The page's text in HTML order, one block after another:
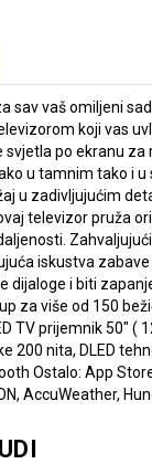
sav vaš omiljeni
koji vas
po ekranu za
u tamnim tako i
u zadivljujućim
televizor pruža
iskustva
dijaloge i biti
za više od 150
TV prijemnik 50" (
200 nita, DLED
Ostalo: App
AccuWeather,